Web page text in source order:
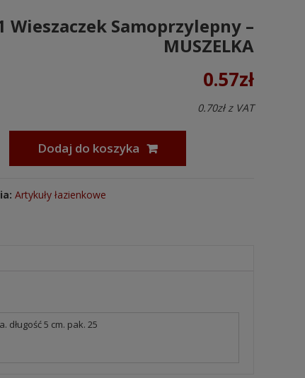
Wieszaczek Samoprzylepny –
MUSZELKA
0.57zł
0.70złz VAT
Dodaj do koszyka
Artykuły łazienkowe
5 cm. pak. 25